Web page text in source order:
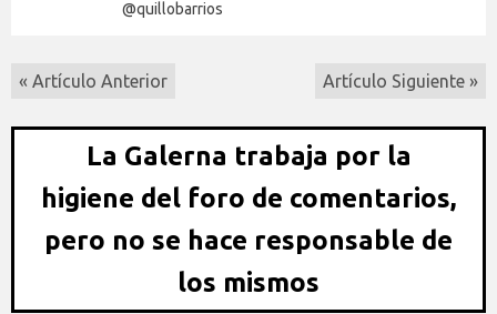
@quillobarrios
« Artículo Anterior Artículo Siguiente »
La Galerna trabaja por la
higiene del foro de comentarios,
pero no se hace responsable de
los mismos